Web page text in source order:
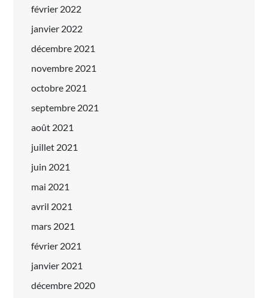
février 2022
janvier 2022
décembre 2021
novembre 2021
octobre 2021
septembre 2021
août 2021
juillet 2021
juin 2021
mai 2021
avril 2021
mars 2021
février 2021
janvier 2021
décembre 2020